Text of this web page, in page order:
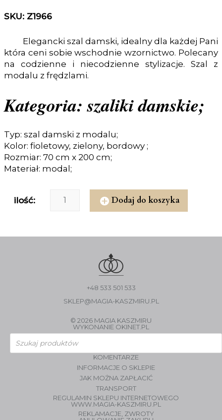
SKU: Z1966
Elegancki szal damski, idealny dla każdej Pani
która ceni sobie wschodnie wzornictwo. Polecany
na codzienne i niecodzienne stylizacje. Szal z
modalu z frędzlami.
Kategoria: szaliki damskie;
Typ: szal damski z modalu;
Kolor: fioletowy, zielony, bordowy ;
Rozmiar: 70 cm x 200 cm;
Materiał: modal;
ilość: Dodaj do koszyka
+48 533 501 533
SKLEP@MAGIA-KASZMIRU.PL
© 2026 MAGIA KASZMIRU
WYKONANIE OKINET.PL
Wyszukiwarka
produktów
KOMENTARZE
INFORMACJE O SKLEPIE
JAK MOŻNA ZAPŁACIĆ
TRANSPORT
REGULAMIN SKLEPU INTERNETOWEGO
WWW.MAGIA-KASZMIRU.PL
REKLAMACJE, ZWROTY